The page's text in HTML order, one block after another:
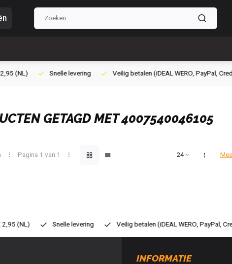
Veilig betalen (iDEAL WERO, PayPal, Credit card of Achteraf betalen)
GETAGD MET 4007540046105
Pagina 1 van 1
Veilig betalen (iDEAL WERO, PayPal, Credit card of Achteraf betalen)
INFORMATIE